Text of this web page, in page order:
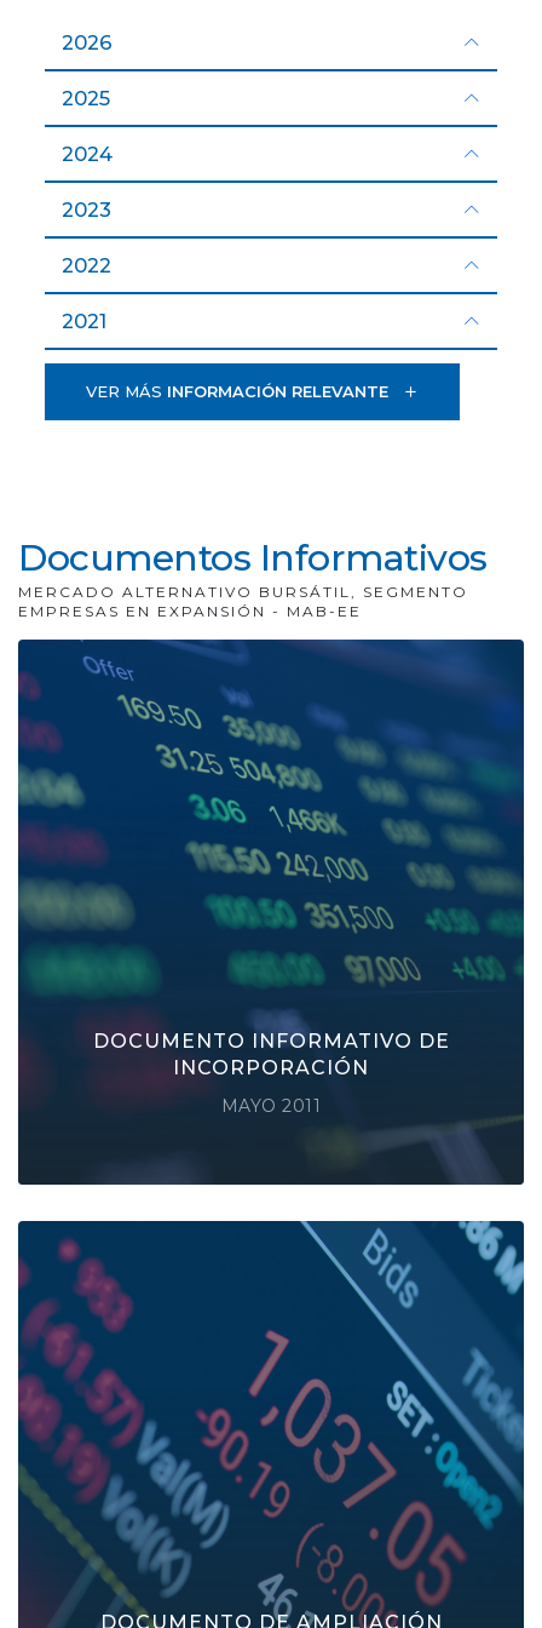
2026
2025
2024
2023
2022
2021
VER MÁS INFORMACIÓN RELEVANTE
Documentos Informativos
MERCADO ALTERNATIVO BURSÁTIL, SEGMENTO
EMPRESAS EN EXPANSIÓN - MAB-EE
DOCUMENTO INFORMATIVO DE
INCORPORACIÓN
MAYO 2011
DOCUMENTO INFORMATIVO DE
INCORPORACIÓN
al mercado alternativo bursátil, segmento
empresas en expansión ("MAB-EE") de las
acciones de Catenon, S.A.
SABER MÁS
DOCUMENTO DE AMPLIACIÓN
DOCUMENTO DE AMPLIACIÓN
COMPLETO
para el mercado alternativo bursátil, segmento
empresas en expansión ("MAB-EE") de
Catenon, S.A.